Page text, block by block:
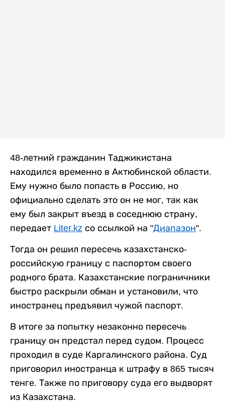
48-летний гражданин Таджикистана
находился временно в Актюбинской области.
Ему нужно было попасть в Россию, но
официально сделать это он не мог, так как
ему был закрыт въезд в соседнюю страну,
передает Liter.kz со ссылкой на "Диапазон".
Тогда он решил пересечь казахстанско-
российскую границу с паспортом своего
родного брата. Казахстанские пограничники
быстро раскрыли обман и установили, что
иностранец предъявил чужой паспорт.
В итоге за попытку незаконно пересечь
границу он предстал перед судом. Процесс
проходил в суде Каргалинского района. Суд
приговорил иностранца к штрафу в 865 тысяч
тенге. Также по приговору суда его выдворят
из Казахстана.